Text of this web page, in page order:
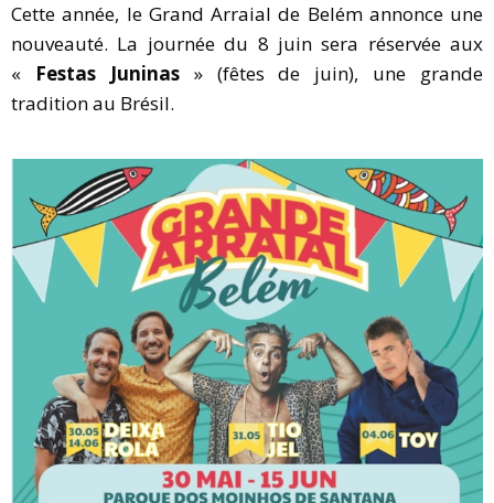
Cette année, le Grand Arraial de Belém annonce une
nouveauté. La journée du 8 juin sera réservée aux
« Festas Juninas» (fêtes de juin), une grande
tradition au Brésil.